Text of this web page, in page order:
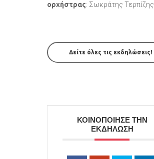
ορχήστρας: Σωκράτης Τερπίζης
Δείτε όλες τις εκδηλώσεις!
ΚΟΙΝΟΠΟΙΗΣΕ ΤΗΝ
ΕΚΔΗΛΩΣΗ